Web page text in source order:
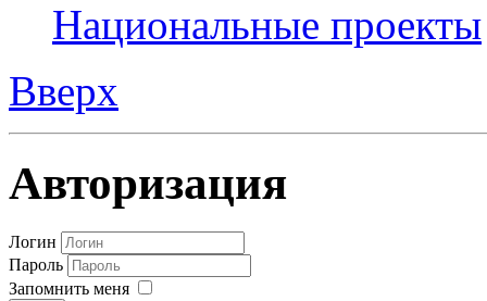
Национальные проекты
Вверх
Авторизация
Логин
Пароль
Запомнить меня